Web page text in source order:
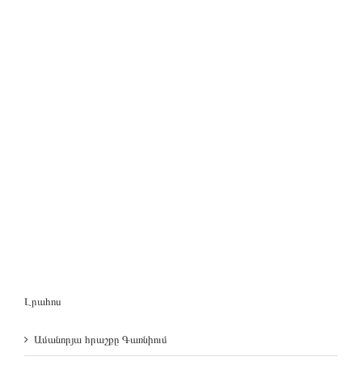
Լրահոս
Ամանորյա հրաշքը Գառնիում